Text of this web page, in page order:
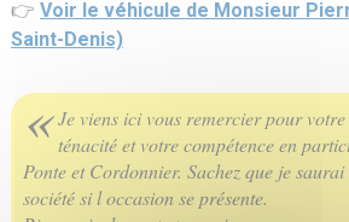
👉 Voir le véhicule de Monsieur
Saint-Denis)
« Je viens ici vous remercier pour
ténacité et votre compétence en
Ponte et Cordonnier. Sachez que je
société si l occasion se présente.